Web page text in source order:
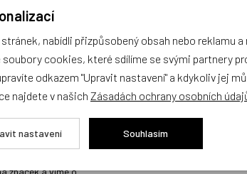
největším
a
v Libni máme
značek a víme o
Kvalita
místě
Prodáváme jen
koupili i našim
Sortiment, který
kvalitu, do
nabídli přizpůsobený obsah nebo reklamu
cookies, které sdílíme se svými partnery
odkazem "Upravit nastavení" a kdykoliv jej
najdete v našich Zásadách ochrany osobních
nastavení Souhlasím